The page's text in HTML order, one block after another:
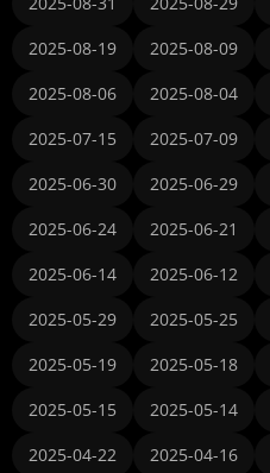
2025-08-19
2025-08-09
2025-08-06
2025-08-04
2025-07-15
2025-07-09
2025-06-30
2025-06-29
2025-06-24
2025-06-21
2025-06-14
2025-06-12
2025-05-29
2025-05-25
2025-05-19
2025-05-18
2025-05-15
2025-05-14
2025-04-22
2025-04-16